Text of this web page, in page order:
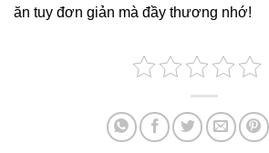
ăn tuy đơn giản mà đầy thương nhớ!